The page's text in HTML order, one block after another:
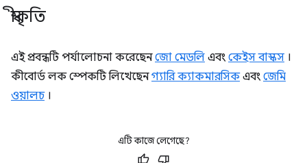
স্বীকৃতি
এই প্রবন্ধটি পর্যালোচনা করেছেনজো মেডলি এবং কেইস বাস্কস ।
কীবোর্ড লক স্পেকটি লিখেছেনগ্যারি ক্যাকমারসিকএবং জেমি
ওয়ালচ।
এটি কাজে লেগেছে?